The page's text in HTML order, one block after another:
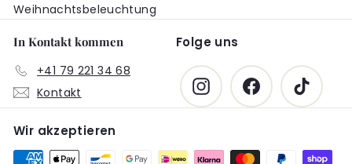
Weihnachtsbeleuchtung
In Kontakt kommen
+41 79 221 34 68
Kontakt
Folge uns
InstagramFacebook TikTok
Wir akzeptieren